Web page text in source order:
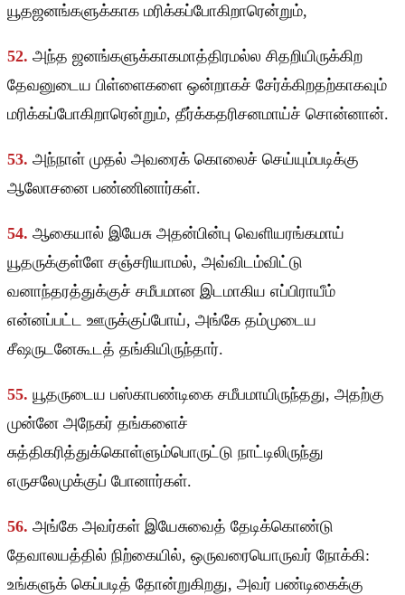
யூதஜனங்களுக்காக மரிக்கப்போகிறாரென்றும்,
52. அந்த ஜனங்களுக்காகமாத்திரமல்ல சிதறியிருக்கிற
தேவனுடைய பிள்ளைகளை ஒன்றாகச் சேர்க்கிறதற்காகவும்
மரிக்கப்போகிறாரென்றும், தீர்க்கதரிசனமாய்ச் சொன்னான்.
53. அந்நாள் முதல் அவரைக் கொலைச் செய்யும்படிக்கு
ஆலோசனை பண்ணினார்கள்.
54. ஆகையால் இயேசு அதன்பின்பு வெளியரங்கமாய்
யூதருக்குள்ளே சஞ்சரியாமல், அவ்விடம்விட்டு
வனாந்தரத்துக்குச் சமீபமான இடமாகிய எப்பிராயீம்
என்னப்பட்ட ஊருக்குப்போய், அங்கே தம்முடைய
சீஷருடனேகூடத் தங்கியிருந்தார்.
55. யூதருடைய பஸ்காபண்டிகை சமீபமாயிருந்தது, அதற்கு
முன்னே அநேகர் தங்களைச்
சுத்திகரித்துக்கொள்ளும்பொருட்டு நாட்டிலிருந்து
எருசலேமுக்குப் போனார்கள்.
56. அங்கே அவர்கள் இயேசுவைத் தேடிக்கொண்டு
தேவாலயத்தில் நிற்கையில், ஒருவரையொருவர் நோக்கி:
உங்களுக் கெப்படித் தோன்றுகிறது, அவர் பண்டிகைக்கு